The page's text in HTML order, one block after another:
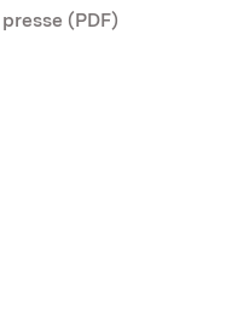
(PDF)